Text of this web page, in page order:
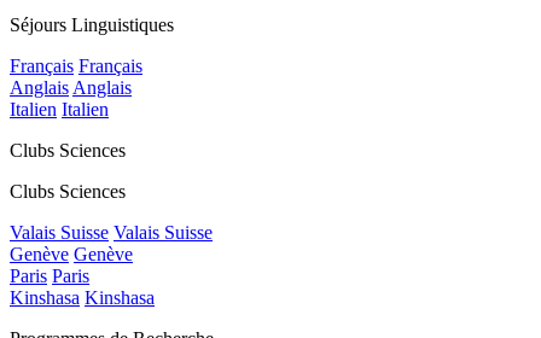
Séjours Linguistiques
Français Français
Anglais Anglais
Italien Italien
Clubs Sciences
Clubs Sciences
Valais Suisse Valais Suisse
Genève Genève
Paris Paris
Kinshasa Kinshasa